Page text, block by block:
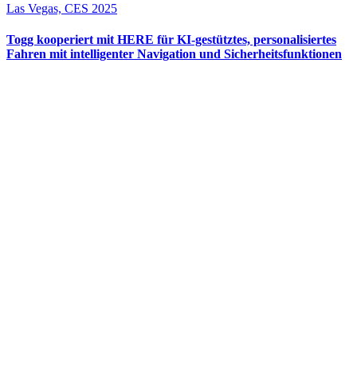
Las Vegas, CES 2025
Togg kooperiert mit HERE für KI-gestütztes, personalisiertes
Fahren mit intelligenter Navigation und Sicherheitsfunktionen